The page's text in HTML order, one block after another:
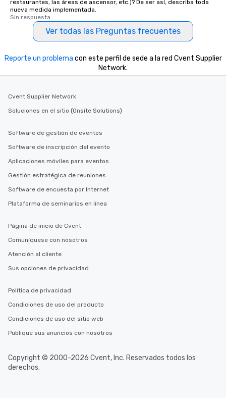
restaurantes, las áreas de ascensor, etc.)? De ser así, describa toda
nueva medida implementada.
Sin respuesta.
Ver todas las Preguntas frecuentes
Reporte un problema con este perfil de sede a la red Cvent Supplier
Network.
Cvent Supplier Network
Soluciones en el sitio (Onsite Solutions)
Software de gestión de eventos
Software de inscripción del evento
Aplicaciones móviles para eventos
Gestión estratégica de reuniones
Software de encuesta por Internet
Plataforma de seminarios en línea
Página de inicio de Cvent
Comuníquese con nosotros
Atención al cliente
Sus opciones de privacidad
Política de privacidad
Condiciones de uso del producto
Condiciones de uso del sitio web
Publique sus anuncios con nosotros
Copyright © 2000-2026 Cvent, Inc. Reservados todos los
derechos.